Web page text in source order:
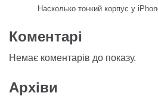
Насколько тонкий корпус у
Коментарі
Немає коментарів до показу.
Архіви